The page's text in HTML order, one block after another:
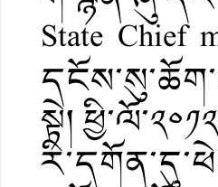
State Chief
སྟེ།